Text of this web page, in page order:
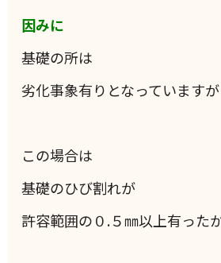
因みに
基礎の所は
劣化事象有りとなっていますが
この場合は
基礎のひび割れが
許容範囲の０.５㎜以上有ったか